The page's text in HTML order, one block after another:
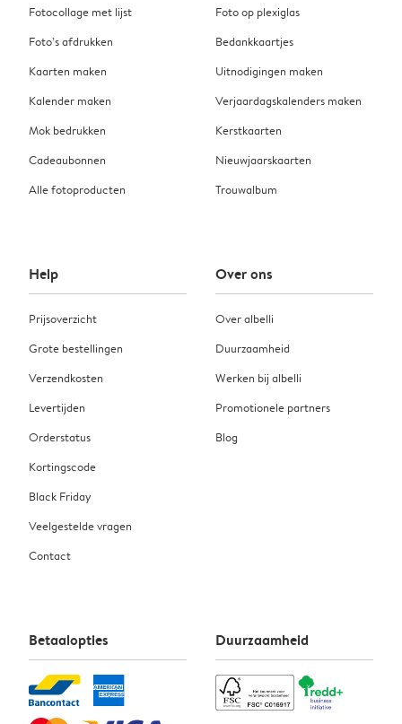
Fotocollage met lijst
Foto’s afdrukken
Kaarten maken
Kalender maken
Mok bedrukken
Cadeaubonnen
Alle fotoproducten
Foto op plexiglas
Bedankkaartjes
Uitnodigingen maken
Verjaardagskalenders maken
Kerstkaarten
Nieuwjaarskaarten
Trouwalbum
Help
Prijsoverzicht
Grote bestellingen
Verzendkosten
Levertijden
Orderstatus
Kortingscode
Black Friday
Veelgestelde vragen
Contact
Over ons
Over albelli
Duurzaamheid
Werken bij albelli
Promotionele partners
Blog
Betaalopties Duurzaamheid